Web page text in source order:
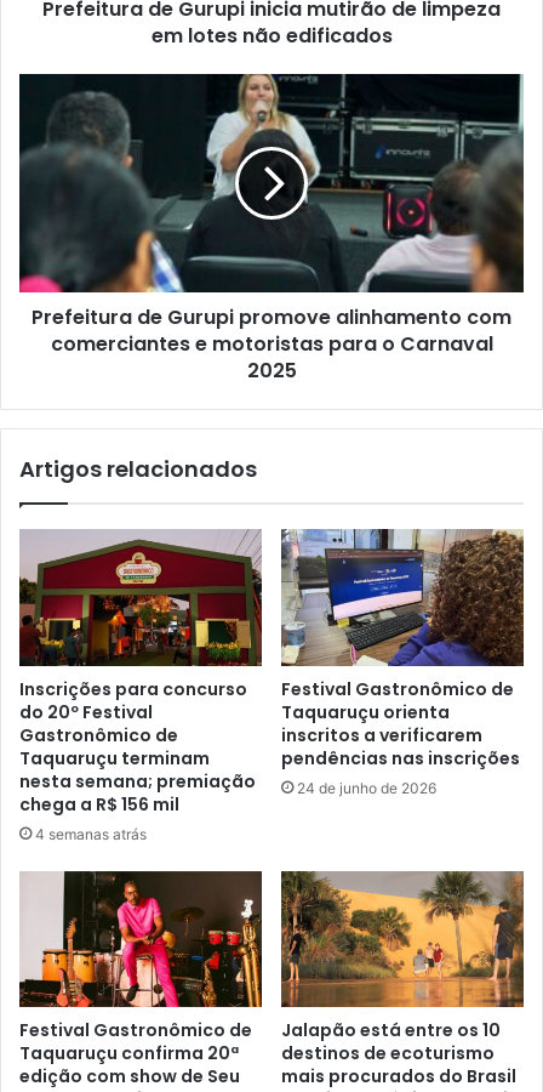
Prefeitura de Gurupi inicia mutirão de limpeza
em lotes não edificados
Prefeitura de Gurupi promove alinhamento com
comerciantes e motoristas para o Carnaval
2025
Artigos relacionados
Inscrições para concurso
do 20º Festival
Gastronômico de
Taquaruçu terminam
nesta semana; premiação
chega a R$ 156 mil
4 semanas atrás
Festival Gastronômico de
Taquaruçu orienta
inscritos a verificarem
pendências nas inscrições
24 de junho de 2026
Festival Gastronômico de
Taquaruçu confirma 20ª
edição com show de Seu
Jalapão está entre os 10
destinos de ecoturismo
mais procurados do Brasil